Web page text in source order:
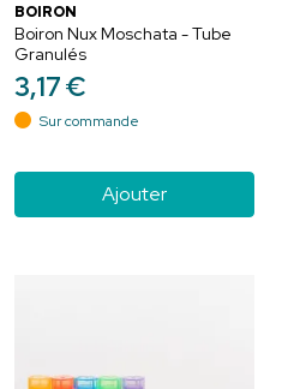
BOIRON
Boiron Nux Moschata - Tube
Granulés
3,17€
Sur commande
Ajouter